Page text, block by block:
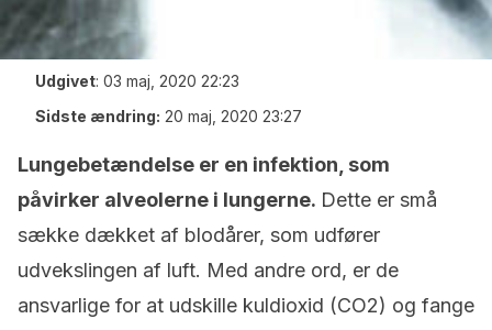
Udgivet: 03 maj, 2020 22:23
Sidste ændring: 20 maj, 2020 23:27
Lungebetændelse er en infektion, som
påvirker alveolerne i lungerne. Dette er små
sække dækket af blodårer, som udfører
udvekslingen af luft. Med andre ord, er de
ansvarlige for at udskille kuldioxid (CO2) og fange